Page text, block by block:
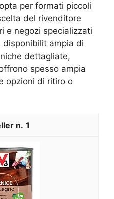
per formati piccoli
del rivenditore
e negozi specializzati
ampia di
dettagliate,
spesso ampia
opzioni di ritiro o
1